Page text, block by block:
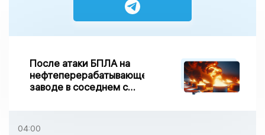
После атаки БПЛА на
нефтеперерабатывающем
заводе в соседнем с
возгорание
04:00